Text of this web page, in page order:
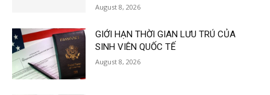
August 8, 2026
GIỚI HẠN THỜI GIAN LƯU TRÚ CỦA
SINH VIÊN QUỐC TẾ
August 8, 2026